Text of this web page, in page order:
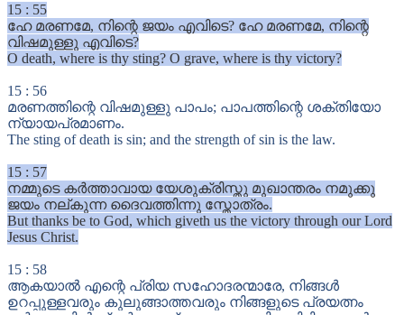
15 : 55
ഹേ മരണമേ, നിന്റെ ജയം എവിടെ? ഹേ മരണമേ, നിന്റെ
വിഷമുള്ളു എവിടെ?
O death, where is thy sting? O grave, where is thy victory?
15 : 56
മരണത്തിന്റെ വിഷമുള്ളു പാപം; പാപത്തിന്റെ ശക്തിയോ
ന്യായപ്രമാണം.
The sting of death is sin; and the strength of sin is the law.
15 : 57
നമ്മുടെ കർത്താവായ യേശുക്രിസ്തു മുഖാന്തരം നമുക്കു
ജയം നല്കുന്ന ദൈവത്തിന്നു സ്തോത്രം.
But thanks be to God, which giveth us the victory through our Lord
Jesus Christ.
15 : 58
ആകയാൽ എന്റെ പ്രിയ സഹോദരന്മാരേ, നിങ്ങൾ
ഉറപ്പുള്ളവരും കുലുങ്ങാത്തവരും നിങ്ങളുടെ പ്രയത്നം